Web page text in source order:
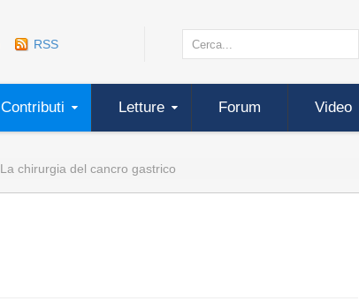
RSS
Contributi Letture Forum Video
La chirurgia del cancro gastrico